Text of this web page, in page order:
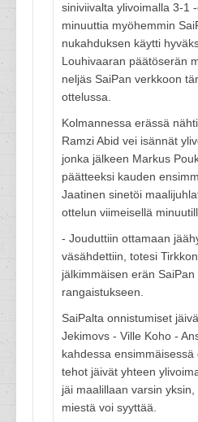
siniviivalta ylivoimalla 3-1
minuuttia myöhemmin
nukahduksen käytti
Louhivaaran päätöserän
neljäs SaiPan verkkoon
ottelussa.
Kolmannessa erässä
Ramzi Abid vei isännät
jonka jälkeen Markus
päätteeksi kauden
Jaatinen sinetöi
ottelun viimeisellä
- Jouduttiin ottamaan
väsähdettiin, totesi
jälkimmäisen erän SaiPan
rangaistukseen.
SaiPalta onnistumiset
Jekimovs - Ville Koho -
kahdessa
tehot jäivät yhteen
jäi maalillaan varsin
miestä voi syyttää.